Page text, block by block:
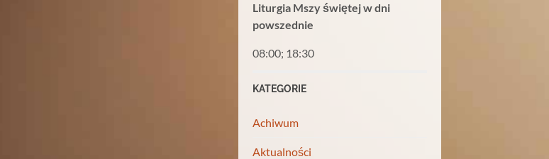
Liturgia Mszy świętej w dni
powszednie
08:00; 18:30
KATEGORIE
Achiwum
Aktualności